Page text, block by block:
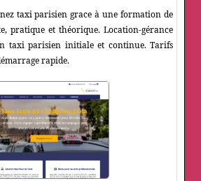
taxi parisien grace à une formation de
pratique et théorique. Location-gérance
taxi parisien initiale et continue. Tarifs
rapide.